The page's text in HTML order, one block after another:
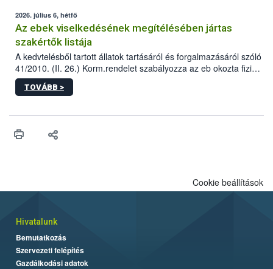
2026. július 6, hétfő
Az ebek viselkedésének megítélésében jártas
szakértők listája
A kedvtelésből tartott állatok tartásáról és forgalmazásáról szóló
41/2010. (II. 26.) Korm.rendelet szabályozza az eb okozta fizikai
sérülés, illetve ennek veszélye keletkezésekor felmerülő
hatósági feladatokat, valamint a veszélyes eb tartását és annak
vonni az ebek viselkedésének megítélésében jártas szakértőt.
TOVÁBB >
Cookie beállítások
Hivatalunk
Bemutatkozás
Szervezeti felépítés
Gazdálkodási adatok